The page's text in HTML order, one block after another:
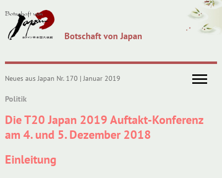
Botschaft von Japan
Neues aus Japan Nr. 170 | Januar 2019
Politik
Die T20 Japan 2019 Auftakt-Konferenz
am 4. und 5. Dezember 2018
Einleitung